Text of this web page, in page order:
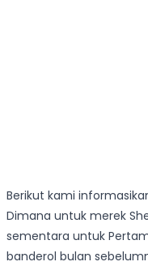
Berikut kami
Dimana untuk merek
sementara untuk
banderol bulan